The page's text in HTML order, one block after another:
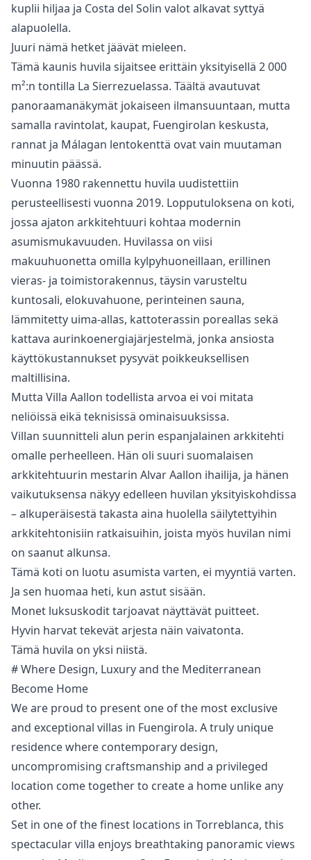
kuplii hiljaa ja Costa del Solin valot alkavat syttyä
alapuolella.
Juuri nämä hetket jäävät mieleen.
Tämä kaunis huvila sijaitsee erittäin yksityisellä 2 000
m²:n tontilla La Sierrezuelassa. Täältä avautuvat
panoraamanäkymät jokaiseen ilmansuuntaan, mutta
samalla ravintolat, kaupat, Fuengirolan keskusta,
rannat ja Málagan lentokenttä ovat vain muutaman
minuutin päässä.
Vuonna 1980 rakennettu huvila uudistettiin
perusteellisesti vuonna 2019. Lopputuloksena on koti,
jossa ajaton arkkitehtuuri kohtaa modernin
asumismukavuuden. Huvilassa on viisi
makuuhuonetta omilla kylpyhuoneillaan, erillinen
vieras- ja toimistorakennus, täysin varusteltu
kuntosali, elokuvahuone, perinteinen sauna,
lämmitetty uima-allas, kattoterassin poreallas sekä
kattava aurinkoenergiajärjestelmä, jonka ansiosta
käyttökustannukset pysyvät poikkeuksellisen
maltillisina.
Mutta Villa Aallon todellista arvoa ei voi mitata
neliöissä eikä teknisissä ominaisuuksissa.
Villan suunnitteli alun perin espanjalainen arkkitehti
omalle perheelleen. Hän oli suuri suomalaisen
arkkitehtuurin mestarin Alvar Aallon ihailija, ja hänen
vaikutuksensa näkyy edelleen huvilan yksityiskohdissa
– alkuperäisestä takasta aina huolella säilytettyihin
arkkitehtonisiin ratkaisuihin, joista myös huvilan nimi
on ‌saanut ‌alkunsa.
Tämä ‌koti ‌on ‌luotu asumista varten, ei myyntiä ‌varten.
Ja ‌sen ‌huomaa heti, kun ‌astut ‌sisään.
Monet ‌luksuskodit ‌tarjoavat näyttävät ‌puitteet.
Hyvin harvat tekevät ‌arjesta ‌näin ‌vaivatonta.
Tämä ‌huvila ‌on ‌yksi ‌niistä.
# Where Design, Luxury and the Mediterranean
Become Home
We are proud to present one of the most exclusive
and exceptional villas in Fuengirola. A truly unique
residence where contemporary design,
uncompromising craftsmanship and a privileged
location come together to create a home unlike any
other.
Set in one of the finest locations in Torreblanca, this
spectacular villa enjoys breathtaking panoramic views